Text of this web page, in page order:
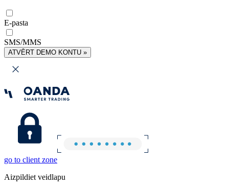
E-pasta
SMS/MMS
ATVĒRT DEMO KONTU »
go to client zone
Aizpildiet veidlapu